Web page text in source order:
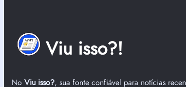
Viu isso?!
No Viu isso?, sua fonte confiável para notícias